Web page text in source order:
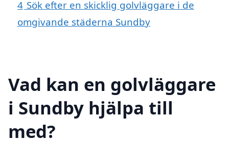
4 Sök efter en skicklig golvläggare i de
omgivande städerna Sundby
Vad kan en golvläggare
i Sundby hjälpa till
med?